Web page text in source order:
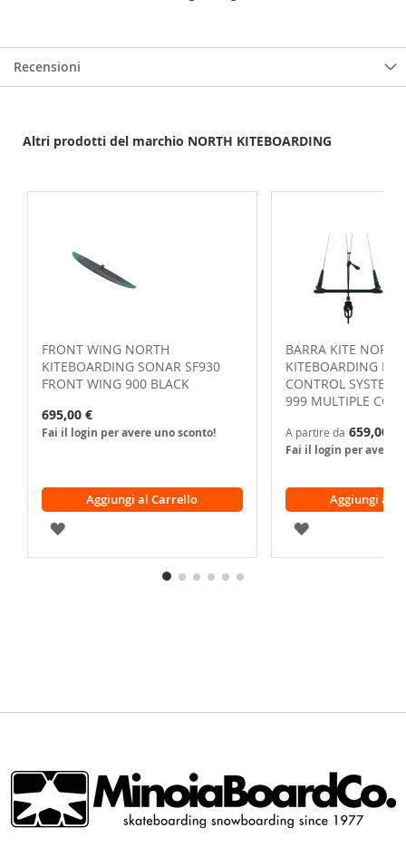
Recensioni
Altri prodotti del marchio NORTH KITEBOARDING
FRONT WING NORTH
KITEBOARDING SONAR SF930
FRONT WING 900 BLACK
695,00 €
Fai il login per avere uno sconto!
Aggiungi al Carrello
AGGIUNGI
ALLA
BARRA KITE NORTH
KITEBOARDING
CONTROL SYSTEM
999 MULTIPLE
A partire da 659,00 €
Fai il login per avere
Aggiungi al
AGGIUNGI
ALLA